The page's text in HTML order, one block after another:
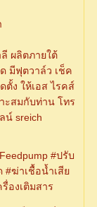
ผลิตภายใต้
มีฟุตวาล์ว เช็ค
ง ให้เอส ไรคส์
ะสมกับท่าน โทร
น์ sreich
#ปรับ
#ฆ่าเชื้อน้ำเสีย
องเติมสาร